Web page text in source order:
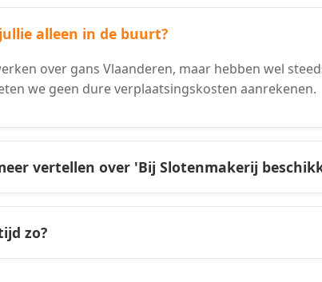
alleen in de buurt?
over gans Vlaanderen, maar hebben wel
we geen dure verplaatsingskosten aanrekenen.
vertellen over 'Bij Slotenmakerij
zo?